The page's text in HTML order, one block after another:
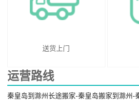
送货上门
运营路线
秦皇岛到滁州长途搬家-秦皇岛搬家到滁州-